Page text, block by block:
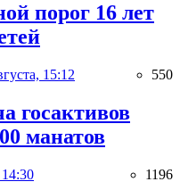
порог 16 лет
15:12 550
госактивов
манатов
14:30 1196